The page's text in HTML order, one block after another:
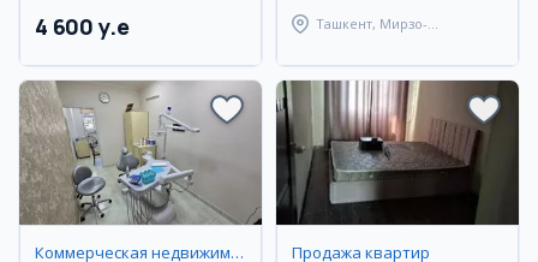
4 600 y.e
Ташкент, Мирзо-
Коммерческая недвижимость Продажа квартир